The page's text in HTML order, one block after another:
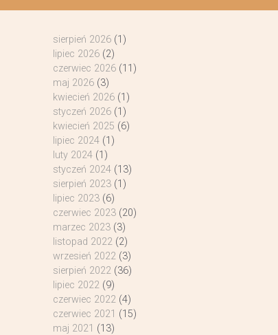
sierpień 2026(1)
lipiec 2026(2)
czerwiec 2026(11)
maj 2026(3)
kwiecień 2026(1)
styczeń 2026(1)
kwiecień 2025 (6)
lipiec 2024(1)
luty 2024(1)
styczeń 2024(13)
sierpień 2023(1)
lipiec 2023(6)
czerwiec 2023(20)
marzec 2023(3)
listopad 2022(2)
wrzesień 2022(3)
sierpień 2022(36)
lipiec 2022(9)
czerwiec 2022(4)
czerwiec 2021 (15)
maj 2021 (13)